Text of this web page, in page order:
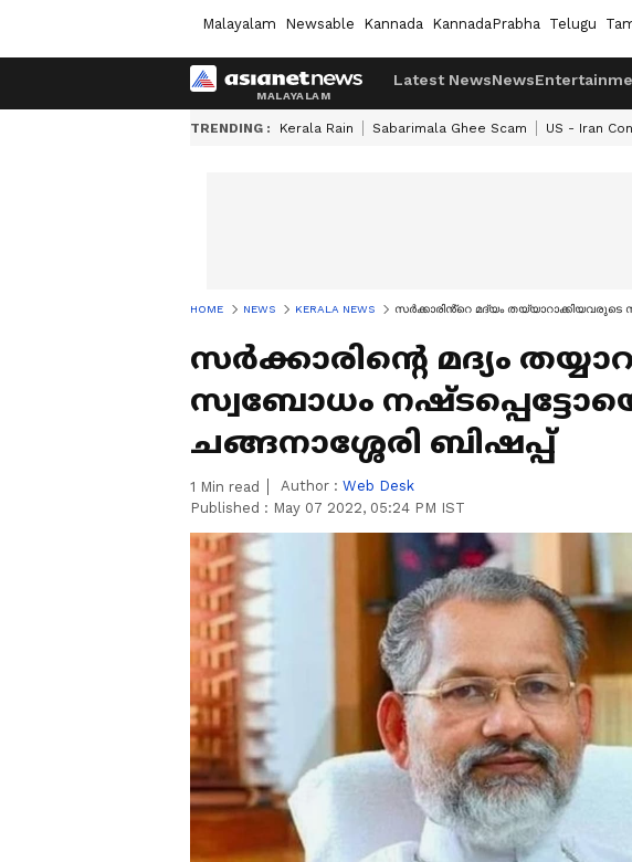
Malayalam Newsable Kannada KannadaPrabha Telugu
Latest NewsNews
TRENDING : Kerala Rain Sabarimala Ghee Scam US - Iran
HOME NEWS KERALA NEWS സർക്കാരിൻ്റെ മദ്യം തയ്യാറാക്കിയവരുടെ
സർക്കാരിൻ്റെ മദ്യം
സ്വബോധം
ചങ്ങനാശ്ശേരി ബിഷപ്പ്
1 Min read Author : Web Desk
Published : May 07 2022, 05:24 PM IST